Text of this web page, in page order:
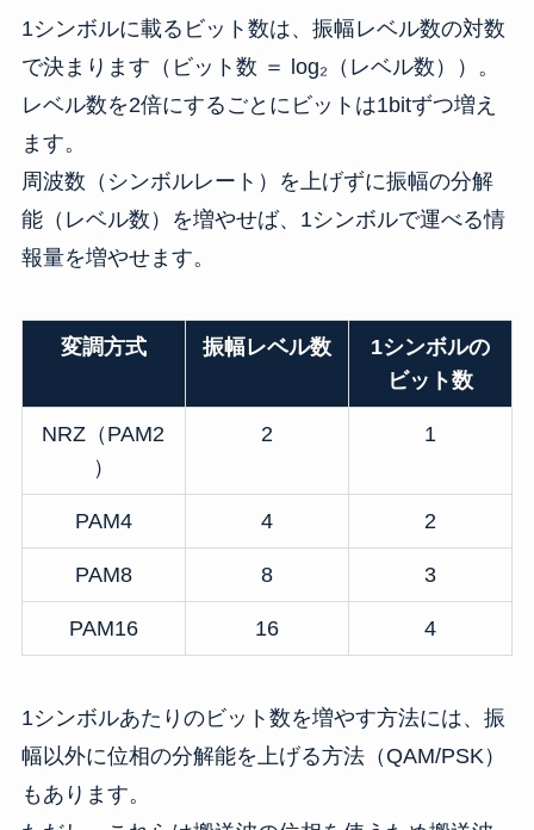
1シンボルに載るビット数は、振幅レベル数の対数
で決まります（ビット数 ＝ log₂（レベル数））。
レベル数を2倍にするごとにビットは1bitずつ増え
ます。
周波数（シンボルレート）を上げずに振幅の分解
能（レベル数）を増やせば、1シンボルで運べる情
報量を増やせます。
変調方式 振幅レベル数
1シンボルの
ビット数
NRZ（PAM2
）
2 1
PAM4 4 2
PAM8 8 3
PAM16 16 4
1シンボルあたりのビット数を増やす方法には、振
幅以外に位相の分解能を上げる方法（QAM/PSK）
もあります。